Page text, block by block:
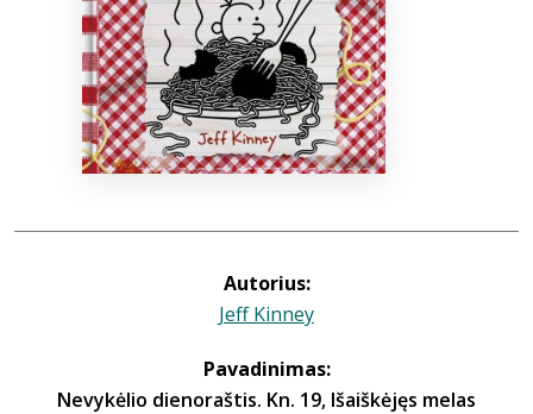
Autorius:
Jeff Kinney
Pavadinimas:
Nevykėlio dienoraštis. Kn. 19, Išaiškėjęs melas